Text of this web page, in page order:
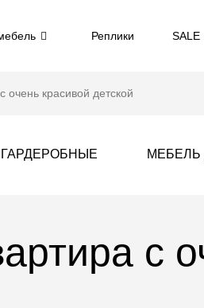
Реплики SALE
очень красивой детской
ГАРДЕРОБНЫЕ МЕБЕЛЬ
с